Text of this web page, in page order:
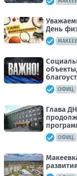
День
ОФИЦ.
Глава
ОФИЦ.